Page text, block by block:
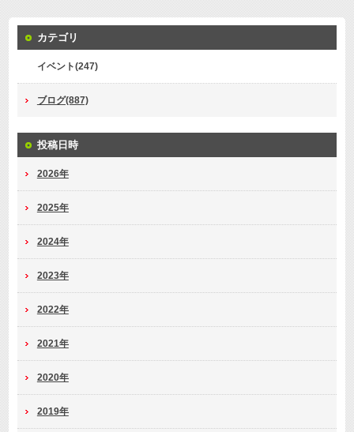
カテゴリ
イベント(247)
ブログ(887)
投稿日時
2026年
2025年
2024年
2023年
2022年
2021年
2020年
2019年